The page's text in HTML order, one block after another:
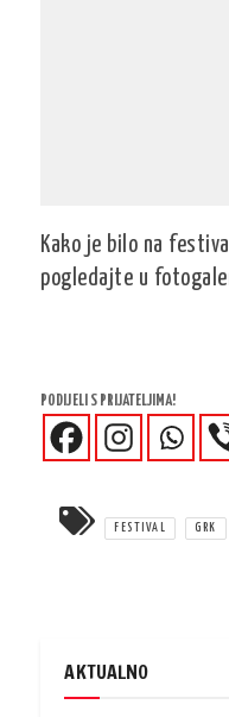
Kako je bilo na
pogledajte u
PODIJELI S PRIJATELJIMA!
FESTIVAL GRK
AKTUALNO